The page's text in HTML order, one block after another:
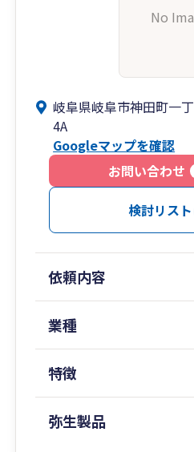
No
岐阜県岐阜市神田町一
4A
Googleマップを確認
お問い合わせ
検討リス
依頼内容
業種
特徴
弥生製品